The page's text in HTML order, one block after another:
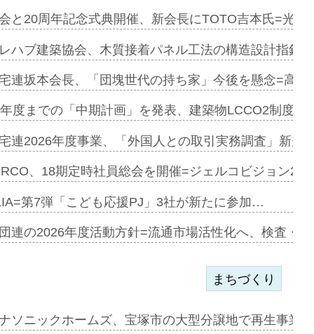
を提案=P…
ンビ…
加=リンナ…
見込む=…
開始=三協…
と20周年記念式典開催、新会長にTOTO吉本氏=光
ハブ建築協会、木質接着パネル工法の構造設計指針
連坂本会長、「団塊世代の持ち家」今後を懸念=高
度までの「中期計画」を発表、建築物LCCO2制度
連2026年度事業、「外国人との取引実務調査」新規
、18期定時社員総会を開催=ジェルコビジョン
第7弾「こども応援PJ」3社が新たに参加…
連の2026年度活動方針=流通市場活性化へ、検査・
ず=「物…
まちづくり
ソニックホームズ、宝塚市の大型分譲地で再生事業